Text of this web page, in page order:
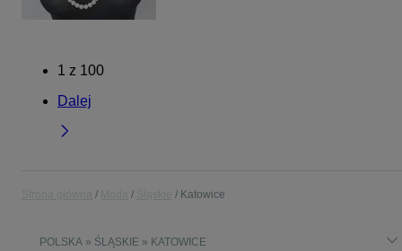
1 z 100
Dalej
Katowice
POLSKA » ŚLĄSKIE » KATOWICE